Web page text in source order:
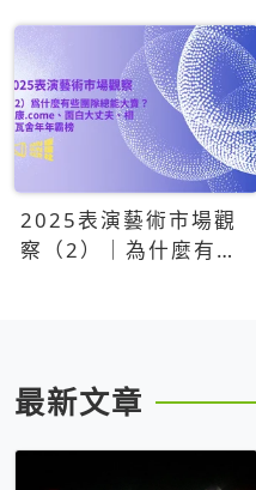
2025表演藝術市場觀
察（2）｜為什麼有些
最新文章